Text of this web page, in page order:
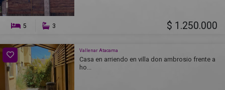
5 3 $ 1.250.000
Vallenar Atacama
Casa en arriendo en villa don ambrosio frente a
ho...